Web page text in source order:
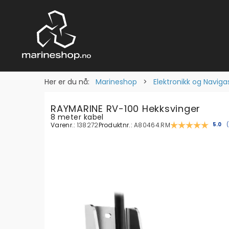
Her er du nå: Marineshop > Elektronikk og
RAYMARINE RV-100 Hekksvinger
8 meter kabel
Varenr.: 138272Produktnr.:A80464.RM 5.0 (